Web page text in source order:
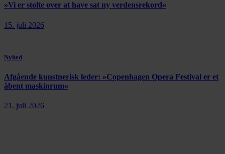
»Vi er stolte over at have sat ny verdensrekord«
15. juli 2026
Nyhed
Afgående kunstnerisk leder: »Copenhagen Opera Festival er et
åbent maskinrum«
21. juli 2026